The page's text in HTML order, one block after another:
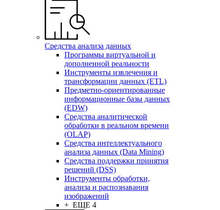
Средства анализа данных
Программы виртуальной и
дополненной реальности
Инструменты извлечения и
трансформации данных (ETL)
Предметно-ориентированные
информационные базы данных
(EDW)
Средства аналитической
обработки в реальном времени
(OLAP)
Средства интеллектуального
анализа данных (Data Mining)
Средства поддержки принятия
решений (DSS)
Инструменты обработки,
анализа и распознавания
изображений
+ ЕЩЕ 4